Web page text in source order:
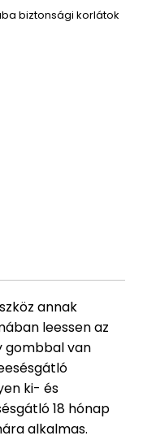
biztonsági korlátok
annak
leessen az
gombbal van
ki- és
18 hónap
alkalmas.